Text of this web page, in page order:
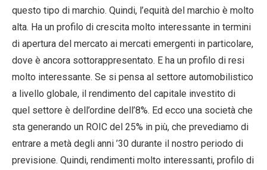
questo tipo di marchio. Quindi, l’equità del marchio è molto
alta. Ha un profilo di crescita molto interessante in termini
di apertura del mercato ai mercati emergenti in particolare,
dove è ancora sottorappresentato. E ha un profilo di resi
molto interessante. Se si pensa al settore automobilistico
a livello globale, il rendimento del capitale investito di
quel settore è dell’ordine dell’8%. Ed ecco una società che
sta generando un ROIC del 25% in più, che prevediamo di
entrare a metà degli anni ’30 durante il nostro periodo di
previsione. Quindi, rendimenti molto interessanti, profilo di